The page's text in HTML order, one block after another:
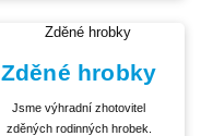
Zděné hrobky
Jsme výhradní zhotovitel
zděných rodinných hrobek.